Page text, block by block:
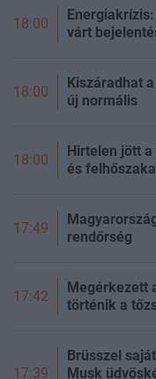
18:00
várt
18:00
Kiszáradhat
új normális
18:00
Hirtelen jött
és
17:49
rendőrség
17:42
Megérkezett
történik a
17:39
Brüsszel
Musk